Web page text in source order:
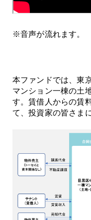
※音声が流れます。
本ファンドでは、東
マンション一棟の土
す。賃借人からの賃
て、投資家の皆さま